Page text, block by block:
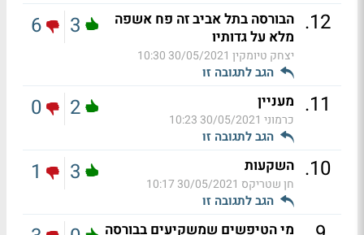
12
. הבורסה בתל אביב זה פח אשפה
מלא על גדותיו
יצחק טיומקין 30/05/2021 10:30
הגב לתגובה זו
3
6
11
. מעניין
כרמוני 30/05/2021 10:23
הגב לתגובה זו
2
0
10
. השקעות
חן שטריקס 30/05/2021 10:17
הגב לתגובה זו
3
1
מי הטיפשים שמשקיעים בבורסה